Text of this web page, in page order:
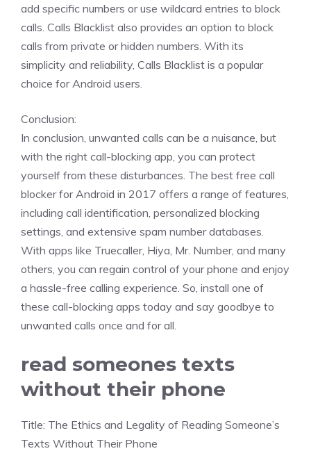
add specific numbers or use wildcard entries to block
calls. Calls Blacklist also provides an option to block
calls from private or hidden numbers. With its
simplicity and reliability, Calls Blacklist is a popular
choice for Android users.
Conclusion:
In conclusion, unwanted calls can be a nuisance, but
with the right call-blocking app, you can protect
yourself from these disturbances. The best free call
blocker for Android in 2017 offers a range of features,
including call identification, personalized blocking
settings, and extensive spam number databases.
With apps like Truecaller, Hiya, Mr. Number, and many
others, you can regain control of your phone and enjoy
a hassle-free calling experience. So, install one of
these call-blocking apps today and say goodbye to
unwanted calls once and for all.
read someones texts
without their phone
Title: The Ethics and Legality of Reading Someone’s
Texts Without Their Phone